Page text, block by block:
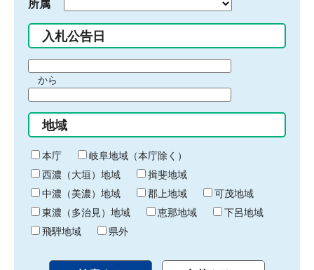
所属
入札公告日
間
始
り
から
間
終
わ
り
地域
本庁
岐阜地域（本庁除く）
西濃（大垣）地域
揖斐地域
中濃（美濃）地域
郡上地域
可茂地域
東濃（多治見）地域
恵那地域
下呂地域
飛騨地域
県外